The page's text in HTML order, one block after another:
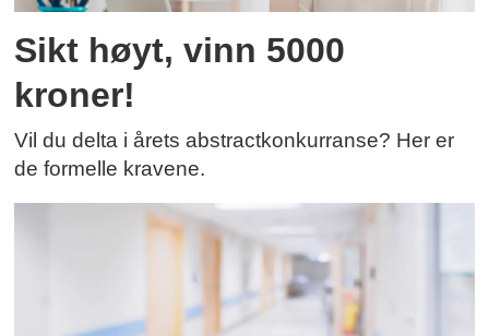
Sikt høyt, vinn 5000
kroner!
Vil du delta i årets abstractkonkurranse? Her er
de formelle kravene.